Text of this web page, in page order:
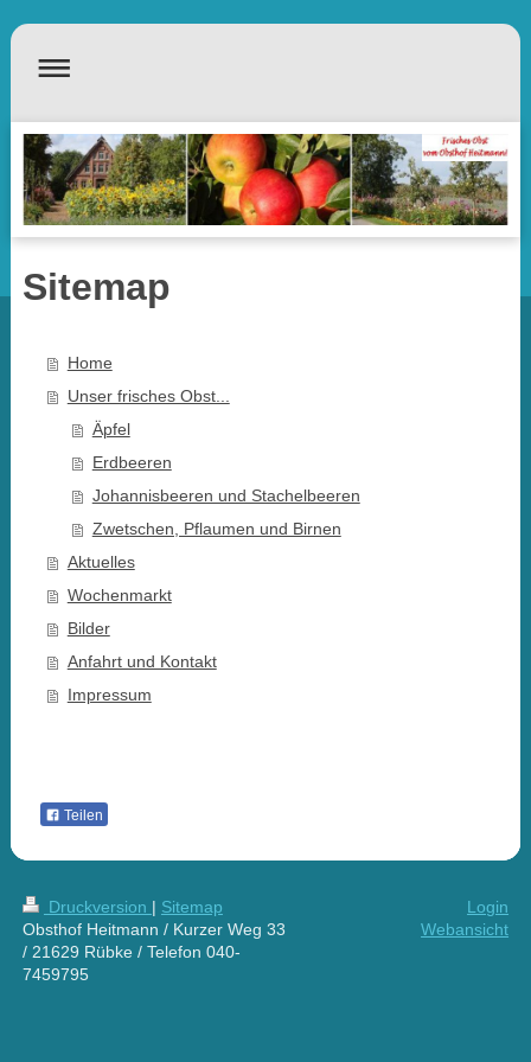
Sitemap
Home
Unser frisches Obst...
Äpfel
Erdbeeren
Johannisbeeren und Stachelbeeren
Zwetschen, Pflaumen und Birnen
Aktuelles
Wochenmarkt
Bilder
Anfahrt und Kontakt
Impressum
Teilen
Druckversion | Sitemap
Obsthof Heitmann / Kurzer Weg 33
/ 21629 Rübke / Telefon 040-
7459795
Login
Webansicht